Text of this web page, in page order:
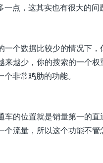
点，这其实也有很大的问
个数据比较少的情况下
越少，你的搜索的一个
非常鸡肋的功能。
的位置就是销量第一的
流量，所以这个功能不